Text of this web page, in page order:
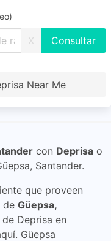
X
Near Me
con Deprisa o
Santander.
que proveen
de Güepsa,
Deprisa en
Güepsa